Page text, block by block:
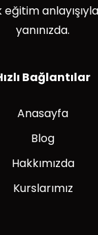
eğitim
yanınızda.
Bağlantılar
Anasayfa
Blog
Hakkımızda
Kurslarımız